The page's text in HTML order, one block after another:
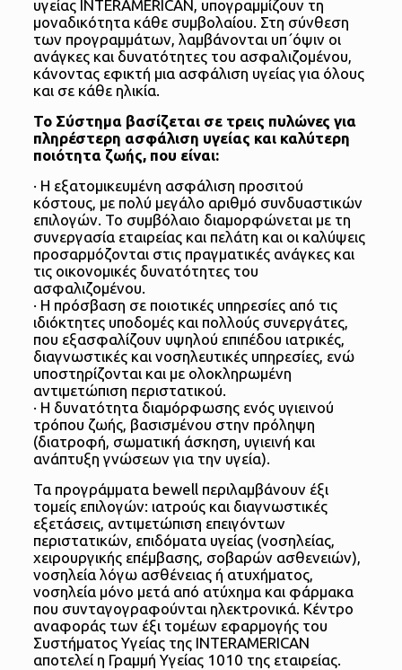
υγείας INTERAMERICAN, υπογραμμίζουν τη
μοναδικότητα κάθε συμβολαίου. Στη σύνθεση
των προγραμμάτων, λαμβάνονται υπ΄όψιν οι
ανάγκες και δυνατότητες του ασφαλιζομένου,
κάνοντας εφικτή μια ασφάλιση υγείας για όλους
και σε κάθε ηλικία.
Το Σύστημα βασίζεται σε τρεις πυλώνες για
πληρέστερη ασφάλιση υγείας και καλύτερη
ποιότητα ζωής, που είναι:
· Η εξατομικευμένη ασφάλιση προσιτού
κόστους, με πολύ μεγάλο αριθμό συνδυαστικών
επιλογών. Το συμβόλαιο διαμορφώνεται με τη
συνεργασία εταιρείας και πελάτη και οι καλύψεις
προσαρμόζονται στις πραγματικές ανάγκες και
τις οικονομικές δυνατότητες του
ασφαλιζομένου.
· Η πρόσβαση σε ποιοτικές υπηρεσίες από τις
ιδιόκτητες υποδομές και πολλούς συνεργάτες,
που εξασφαλίζουν υψηλού επιπέδου ιατρικές,
διαγνωστικές και νοσηλευτικές υπηρεσίες, ενώ
υποστηρίζονται και με ολοκληρωμένη
αντιμετώπιση περιστατικού.
· Η δυνατότητα διαμόρφωσης ενός υγιεινού
τρόπου ζωής, βασισμένου στην πρόληψη
(διατροφή, σωματική άσκηση, υγιεινή και
ανάπτυξη γνώσεων για την υγεία).
Τα προγράμματα bewell περιλαμβάνουν έξι
τομείς επιλογών: ιατρούς και διαγνωστικές
εξετάσεις, αντιμετώπιση επειγόντων
περιστατικών, επιδόματα υγείας (νοσηλείας,
χειρουργικής επέμβασης, σοβαρών ασθενειών),
νοσηλεία λόγω ασθένειας ή ατυχήματος,
νοσηλεία μόνο μετά από ατύχημα και φάρμακα
που συνταγογραφούνται ηλεκτρονικά. Κέντρο
αναφοράς των έξι τομέων εφαρμογής του
Συστήματος Υγείας της INTERAMERICAN
αποτελεί η Γραμμή Υγείας 1010 της εταιρείας.